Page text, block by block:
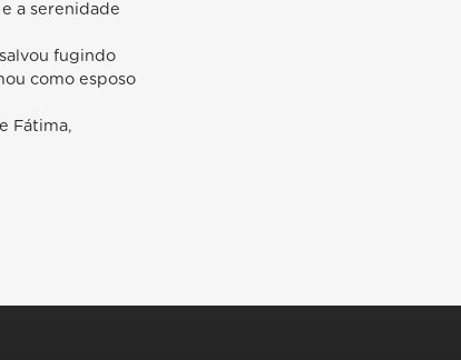
a serenidade
fugindo
como esposo
Fátima,